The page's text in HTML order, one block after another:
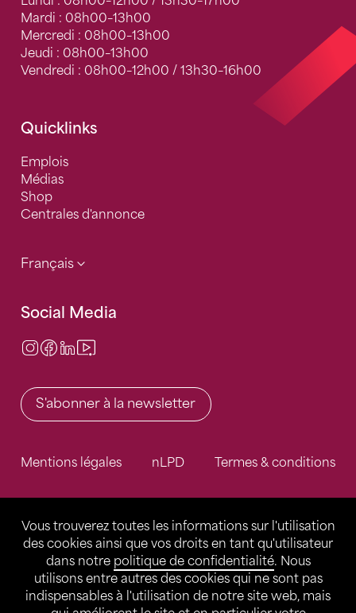
Vous trouverez toutes les informations sur l'utilisation
des cookies ainsi que vos droits en tant qu'utilisateur
dans notre politique de confidentialité. Nous
utilisons entre autres des cookies qui ne sont pas
indispensables à l'utilisation de notre site web, mais
Mardi : 08h00–13h00
Mercredi : 08h00–13h00
Jeudi : 08h00–13h00
Vendredi : 08h00–12h00 / 13h30–16h00
Quicklinks
Emplois
Médias
Shop
Centrales d'annonce
Français
Social Media
Instagram
Facebook
LinkedIn
S'abonner à la newsletter
Mentions légales nLPD Termes & conditions